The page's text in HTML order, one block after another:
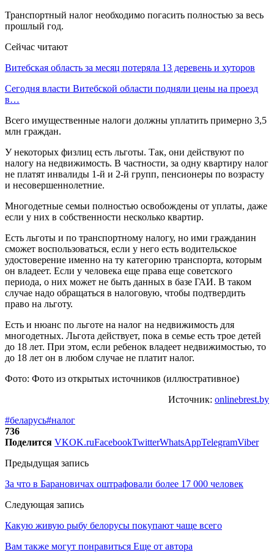
Транспортный налог необходимо погасить полностью за весь
прошлый год.
Сейчас читают
Витебская область за месяц потеряла 13 деревень и хуторов
Сегодня власти Витебской области подняли цены на проезд
в…
Всего имущественные налоги должны уплатить примерно 3,5
млн граждан.
У некоторых физлиц есть льготы. Так, они действуют по
налогу на недвижимость. В частности, за одну квартиру налог
не платят инвалиды 1-й и 2-й групп, пенсионеры по возрасту
и несовершеннолетние.
Многодетные семьи полностью освобождены от уплаты, даже
если у них в собственности несколько квартир.
Есть льготы и по транспортному налогу, но ими гражданин
сможет воспользоваться, если у него есть водительское
удостоверение именно на ту категорию транспорта, которым
он владеет. Если у человека еще права еще советского
периода, о них может не быть данных в базе ГАИ. В таком
случае надо обращаться в налоговую, чтобы подтвердить
право на льготу.
Есть и нюанс по льготе на налог на недвижимость для
многодетных. Льгота действует, пока в семье есть трое детей
до 18 лет. При этом, если ребенок владеет недвижимостью, то
до 18 лет он в любом случае не платит налог.
Фото: Фото из открытых источников (иллюстративное)
Источник: onlinebrest.by
#беларусь#налог
736
Поделится VKOK.ruFacebookTwitterWhatsAppTelegramViber
Предыдущая запись
За что в Барановичах оштрафовали более 17 000 человек
Следующая запись
Какую живую рыбу белорусы покупают чаще всего
Вам также могут понравиться Еще от автора